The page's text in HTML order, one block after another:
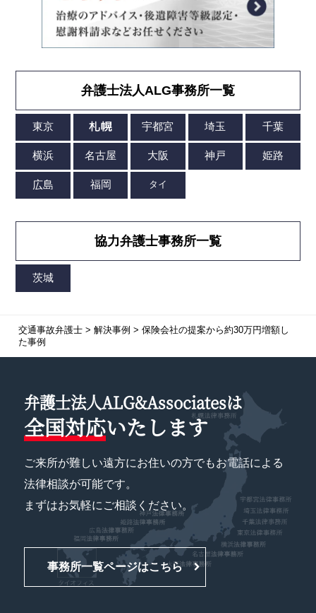
弁護士法人ALG事務所一覧
協力弁護士事務所一覧
交通事故弁護士> 解決事例 > 保険会社の提案から約30万円増額し
た事例
弁護士法人ALG&Associatesは
全国対応いたします
ご来所が難しい遠方にお住いの方でもお電話による
法律相談が可能です。
まずはお気軽にご相談ください。
事務所一覧ページはこちら